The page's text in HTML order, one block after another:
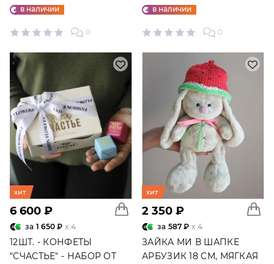
ШАРОВ №25
в наличии
0
в наличии
0
хит
6 600 ₽
за 1 650 ₽ x 4
12ШТ. - КОНФЕТЫ
"СЧАСТЬЕ" - НАБОР ОТ
хит
2 350 ₽
за 587 ₽ x 4
ЗАЙКА МИ В ШАПКЕ
АРБУЗИК 18 СМ, МЯГКАЯ